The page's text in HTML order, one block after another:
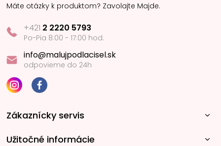
Máte otázky k produktom? Zavolajte Majde.
+421 2 2220 5793
Po-Pia 8:00 - 17:00 hod.
info@malujpodlacisel.sk
odpovieme do 24h
Zákaznícky servis
Užitočné informácie